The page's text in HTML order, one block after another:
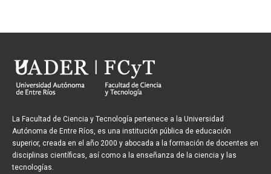
La Facultad de Ciencia y Tecnología pertenece a la Universidad
Autónoma de Entre Ríos, es una institución pública de educación
superior, creada en el año 2000 y abocada a la formación de docentes en
disciplinas científicas, así como a la enseñanza de la ciencia y las
tecnologías.